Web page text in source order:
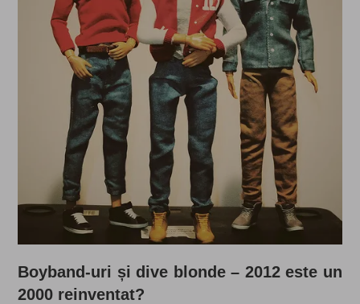
Boyband-uri și dive blonde – 2012 este un
2000 reinventat?